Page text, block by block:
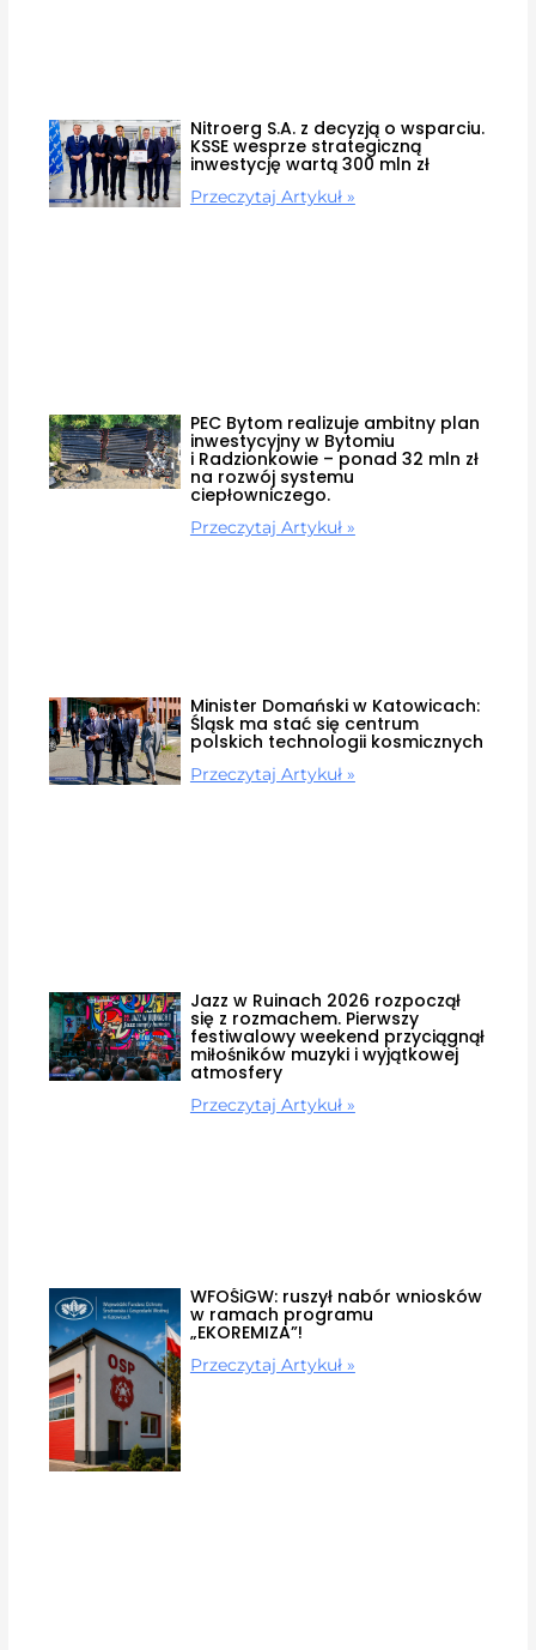
Nitroerg S.A. z decyzją o wsparciu.
KSSE wesprze strategiczną
inwestycję wartą 300 mln zł
Przeczytaj Artykuł »
PEC Bytom realizuje ambitny plan
inwestycyjny w Bytomiu
i Radzionkowie – ponad 32 mln zł
na rozwój systemu
ciepłowniczego.
Przeczytaj Artykuł »
Minister Domański w Katowicach:
Śląsk ma stać się centrum
polskich technologii kosmicznych
Przeczytaj Artykuł »
Jazz w Ruinach 2026 rozpoczął
się z rozmachem. Pierwszy
festiwalowy weekend przyciągnął
miłośników muzyki i wyjątkowej
atmosfery
Przeczytaj Artykuł »
WFOŚiGW: ruszył nabór wniosków
w ramach programu
„EKOREMIZA”!
Przeczytaj Artykuł »